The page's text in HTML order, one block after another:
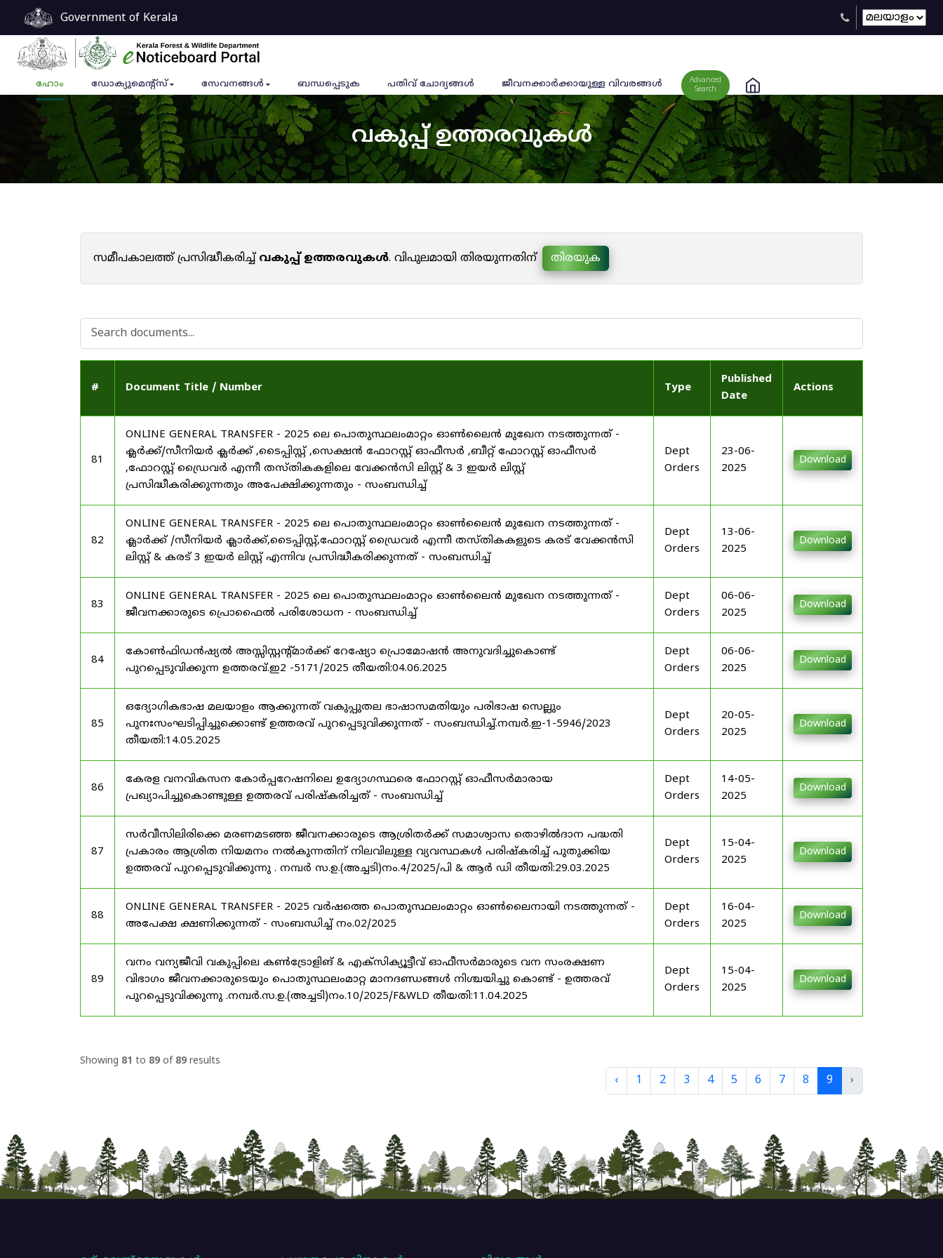
Government of Kerala
ഹോം ഡോക്യുമെൻ്റ്സ് സേവനങ്ങൾ ബന്ധപ്പെടുക പതിവ് ചോദ്യങ്ങൾ ജീവനക്കാര്‍ക്കായുള്ള വിവരങ്ങള്‍
Advanced
Search
വകുപ്പ് ഉത്തരവുകൾ
സമീപകാലത്ത് പ്രസിദ്ധീകരിച്ച്വകുപ്പ് ഉത്തരവുകൾ. വിപുലമായി തിരയുന്നതിന് തിരയുക
# Document Title / Number Type
Published
Date
Actions
81
ONLINE GENERAL TRANSFER - 2025 ലെ പൊതുസ്ഥലംമാറ്റം ഓൺലൈൻ മുഖേന നടത്തുന്നത് -
ക്ലർക്ക്/സീനിയർ ക്ലർക്ക് ,ടൈപ്പിസ്റ്റ് ,സെക്ഷൻ ഫോറസ്റ്റ് ഓഫീസർ ,ബീറ്റ് ഫോറസ്റ്റ് ഓഫീസർ
,ഫോറസ്റ്റ് ഡ്രൈവർ എന്നീ തസ്തികകളിലെ വേക്കൻസി ലിസ്റ്റ് & 3 ഇയർ ലിസ്റ്റ്
പ്രസിദ്ധീകരിക്കുന്നതും അപേക്ഷിക്കുന്നതും - സംബന്ധിച്ച്
Dept
Orders
23-06-
2025
Download
82
ONLINE GENERAL TRANSFER - 2025 ലെ പൊതുസ്ഥലംമാറ്റം ഓൺലൈൻ മുഖേന നടത്തുന്നത് -
ക്ലാർക്ക് /സീനിയർ ക്ലാർക്ക്,ടൈപ്പിസ്റ്റ്,ഫോറസ്റ്റ് ഡ്രൈവർ എന്നീ തസ്തികകളുടെ കരട് വേക്കൻസി
ലിസ്റ്റ് & കരട് 3 ഇയർ ലിസ്റ്റ് എന്നിവ പ്രസിദ്ധീകരിക്കുന്നത് - സംബന്ധിച്ച്
Dept
Orders
13-06-
2025
Download
83
ONLINE GENERAL TRANSFER - 2025 ലെ പൊതുസ്ഥലംമാറ്റം ഓൺലൈൻ മുഖേന നടത്തുന്നത് -
ജീവനക്കാരുടെ പ്രൊഫൈൽ പരിശോധന - സംബന്ധിച്ച്
Dept
Orders
06-06-
2025
Download
84
കോൺഫിഡൻഷ്യൽ അസ്സിസ്റ്റന്റ്മാർക്ക് റേഷ്യോ പ്രൊമോഷൻ അനുവദിച്ചുകൊണ്ട്
പുറപ്പെടുവിക്കുന്ന ഉത്തരവ്.ഇ2 -5171/2025 തീയതി:04.06.2025
Dept
Orders
06-06-
2025
Download
85
ഒദ്യോഗികഭാഷ മലയാളം ആക്കുന്നത് വകുപ്പുതല ഭാഷാസമതിയും പരിഭാഷ സെല്ലും
പുനഃസംഘടിപ്പിച്ചുക്കൊണ്ട് ഉത്തരവ് പുറപ്പെടുവിക്കുന്നത് - സംബന്ധിച്ച്.നമ്പർ.ഇ-1-5946/2023
തീയതി:14.05.2025
Dept
Orders
20-05-
2025
Download
86
കേരള വനവികസന കോർപ്പറേഷനിലെ ഉദ്യോഗസ്ഥരെ ഫോറസ്റ്റ് ഓഫീസർമാരായ
പ്രഖ്യാപിച്ചുകൊണ്ടുള്ള ഉത്തരവ് പരിഷ്കരിച്ചത് - സംബന്ധിച്ച്
Dept
Orders
14-05-
2025
Download
87
സർവീസിലിരിക്കെ മരണമടഞ്ഞ ജീവനക്കാരുടെ ആശ്രിതർക്ക് സമാശ്വാസ തൊഴിൽദാന പദ്ധതി
പ്രകാരം ആശ്രിത നിയമനം നൽകുന്നതിന് നിലവിലുള്ള വ്യവസ്ഥകൾ പരിഷ്കരിച്ച് പുതുക്കിയ
ഉത്തരവ് പുറപ്പെടുവിക്കുന്നു . നമ്പർ സ.ഉ.(അച്ചടി)നം.4/2025/പി & ആർ ഡി തീയതി:29.03.2025
Dept
Orders
15-04-
2025
Download
88
ONLINE GENERAL TRANSFER - 2025 വർഷത്തെ പൊതുസ്ഥലംമാറ്റം ഓൺലൈനായി നടത്തുന്നത് -
അപേക്ഷ ക്ഷണിക്കുന്നത് - സംബന്ധിച്ച് നം.02/2025
Dept
Orders
16-04-
2025
Download
89
വനം വന്യജീവി വകുപ്പിലെ കൺട്രോളിങ്‌ & എക്സിക്യൂട്ടീവ് ഓഫീസർമാരുടെ വന സംരക്ഷണ
വിഭാഗം ജീവനക്കാരുടെയും പൊതുസ്ഥലംമാറ്റ മാനദണ്ഡങ്ങൾ നിശ്ചയിച്ചു കൊണ്ട് - ഉത്തരവ്
പുറപ്പെടുവിക്കുന്നു .നമ്പർ.സ.ഉ.(അച്ചടി)നം.10/2025/F&WLD തീയതി:11.04.2025
Dept
Orders
15-04-
2025
Download
Showing 81 to 89 of 89 results
‹ 1 2 3 4 5 6 7 8 9 ›